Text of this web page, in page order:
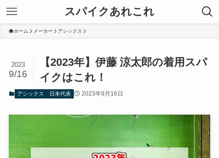
スパイクあれこれ
ホーム メーカー アシックス
【2023年】伊藤 涼太郎の着用スパ
イクはこれ！
2023
9/16
アシックス 日本代表 2023年9月16日